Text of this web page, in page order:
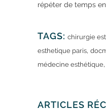
répéter de temps
TAGS: chirurgie
esthetique paris,
médecine esthétique,
ARTICLES